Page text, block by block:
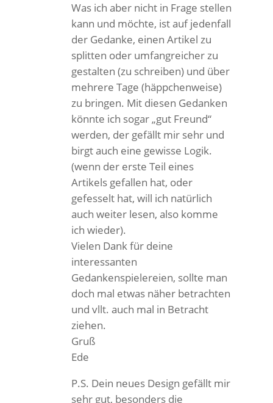
Was ich aber nicht in Frage stellen
kann und möchte, ist auf jedenfall
der Gedanke, einen Artikel zu
splitten oder umfangreicher zu
gestalten (zu schreiben) und über
mehrere Tage (häppchenweise)
zu bringen. Mit diesen Gedanken
könnte ich sogar „gut Freund“
werden, der gefällt mir sehr und
birgt auch eine gewisse Logik.
(wenn der erste Teil eines
Artikels gefallen hat, oder
gefesselt hat, will ich natürlich
auch weiter lesen, also komme
ich wieder).
Vielen Dank für deine
interessanten
Gedankenspielereien, sollte man
doch mal etwas näher betrachten
und vllt. auch mal in Betracht
ziehen.
Gruß
Ede
P.S. Dein neues Design gefällt mir
sehr gut, besonders die